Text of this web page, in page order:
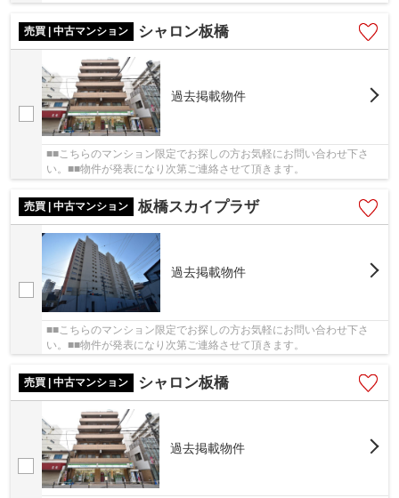
売買 | 中古マンション シャロン板橋
過去掲載物件
■■こちらのマンション限定でお探しの方お気軽にお問い合わせ下さ
い。■■物件が発表になり次第ご連絡させて頂きます。
売買 | 中古マンション 板橋スカイプラザ
過去掲載物件
■■こちらのマンション限定でお探しの方お気軽にお問い合わせ下さ
い。■■物件が発表になり次第ご連絡させて頂きます。
売買 | 中古マンション シャロン板橋
過去掲載物件